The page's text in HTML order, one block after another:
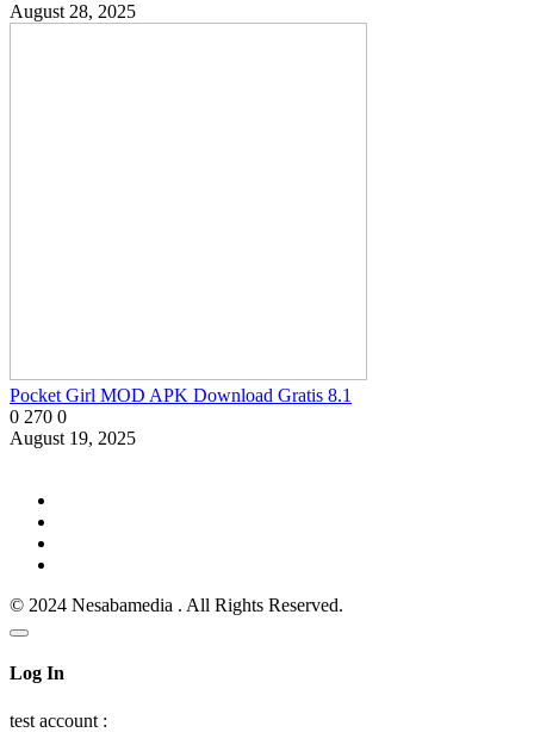
August 28, 2025
​Pocket Girl MOD APK Download Gratis 8.1
0 270 0
August 19, 2025
© 2024 Nesabamedia . All Rights Reserved.
Log In
test account :